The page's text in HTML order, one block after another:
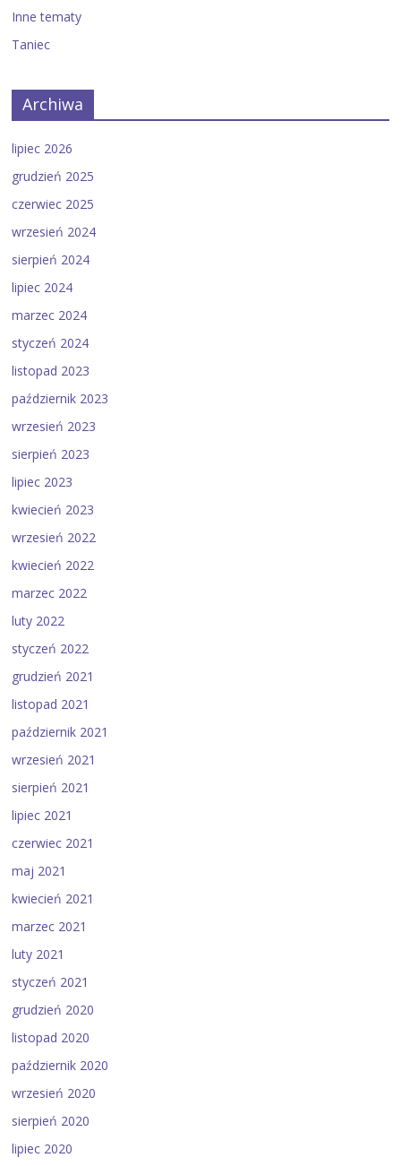
Inne tematy
Taniec
Archiwa
lipiec 2026
grudzień 2025
czerwiec 2025
wrzesień 2024
sierpień 2024
lipiec 2024
marzec 2024
styczeń 2024
listopad 2023
październik 2023
wrzesień 2023
sierpień 2023
lipiec 2023
kwiecień 2023
wrzesień 2022
kwiecień 2022
marzec 2022
luty 2022
styczeń 2022
grudzień 2021
listopad 2021
październik 2021
wrzesień 2021
sierpień 2021
lipiec 2021
czerwiec 2021
maj 2021
kwiecień 2021
marzec 2021
luty 2021
styczeń 2021
grudzień 2020
listopad 2020
październik 2020
wrzesień 2020
sierpień 2020
lipiec 2020